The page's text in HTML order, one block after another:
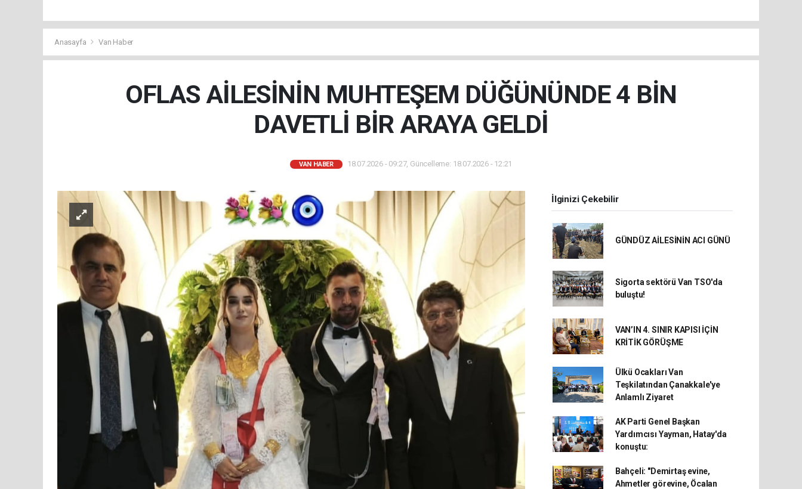
Anasayfa Van Haber
OFLAS AİLESİNİN MUHTEŞEM DÜĞÜNÜNDE 4 BİN
DAVETLİ BİR ARAYA GELDİ
VAN HABER 18.07.2026 - 09:27, Güncelleme: 18.07.2026 - 12:21
İlginizi Çekebilir
GÜNDÜZ AİLESİNİN ACI GÜNÜ
Sigorta sektörü Van TSO'da
buluştu!
VAN’IN 4. SINIR KAPISI İÇİN
KRİTİK GÖRÜŞME
Ülkü Ocakları Van
Teşkilatından Çanakkale'ye
Anlamlı Ziyaret
AK Parti Genel Başkan
Yardımcısı Yayman, Hatay'da
konuştu:
Bahçeli: "Demirtaş evine,
Ahmetler görevine, Öcalan